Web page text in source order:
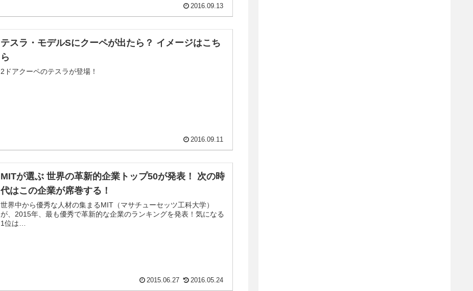
2016.09.13
テスラ・モデルSにクーペが出たら？ イメージはこち
ら
2ドアクーペのテスラが登場！
2016.09.11
MITが選ぶ 世界の革新的企業トップ50が発表！ 次の時
代はこの企業が席巻する！
世界中から優秀な人材の集まるMIT（マサチューセッツ工科大学）
が、2015年、最も優秀で革新的な企業のランキングを発表！気になる
1位は…
2015.06.27 2016.05.24